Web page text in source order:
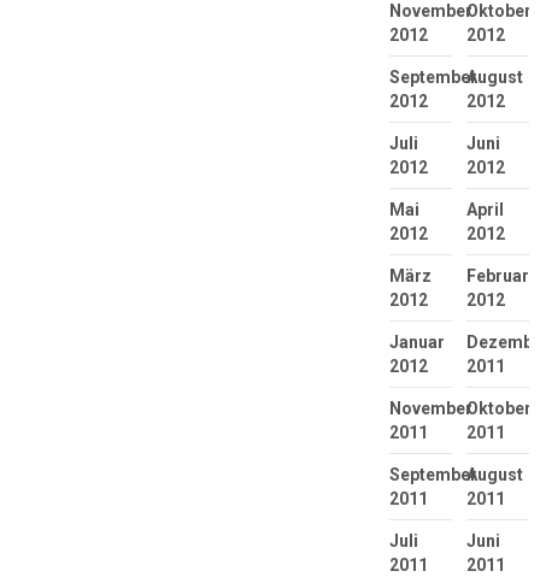
November
2012
Oktober
2012
September
2012
August
2012
Juli
2012
Juni
2012
Mai
2012
April
2012
März
2012
Februar
2012
Januar
2012
2011
November
2011
Oktober
2011
September
2011
August
2011
Juli
2011
Juni
2011